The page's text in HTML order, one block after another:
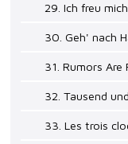
29. Ich freu
30. Geh' nach
31. Rumors Are
32. Tausend
33. Les trois